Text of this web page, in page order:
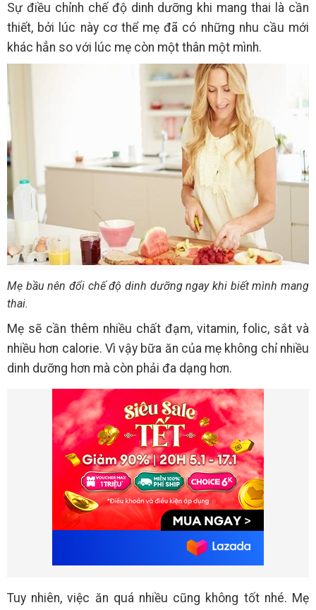
Sự điều chỉnh chế độ dinh dưỡng khi mang thai là cần
thiết, bởi lúc này cơ thể mẹ đã có những nhu cầu mới
khác hẳn so với lúc mẹ còn một thân một mình.
Mẹ bầu nên đổi chế độ dinh dưỡng ngay khi biết mình mang
thai.
Mẹ sẽ cần thêm nhiều chất đạm, vitamin, folic, sắt và
nhiều hơn calorie. Vì vậy bữa ăn của mẹ không chỉ nhiều
dinh dưỡng hơn mà còn phải đa dạng hơn.
Tuy nhiên, việc ăn quá nhiều cũng không tốt nhé. Mẹ